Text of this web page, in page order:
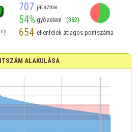
707 játszma
54% győzelem (382)
654 ellenfelek átlagos pontszáma
ALAKULÁSA